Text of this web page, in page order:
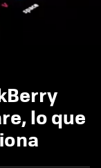
lo que